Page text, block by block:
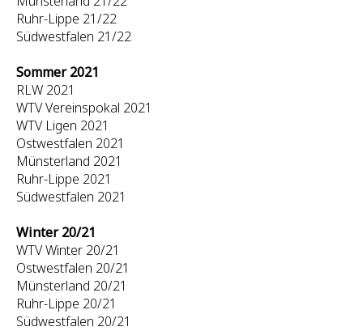
Ruhr-Lippe 21/22
Südwestfalen 21/22
Sommer 2021
RLW 2021
WTV Vereinspokal 2021
WTV Ligen 2021
Ostwestfalen 2021
Münsterland 2021
Ruhr-Lippe 2021
Südwestfalen 2021
Winter 20/21
WTV Winter 20/21
Ostwestfalen 20/21
Münsterland 20/21
Ruhr-Lippe 20/21
Südwestfalen 20/21